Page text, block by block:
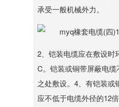
承受一般机械外力。
2、铠装电缆应在敷设时
C。铠装或铜带屏蔽电
之处敷设。4、有铠装或
应不低于电缆外径的12